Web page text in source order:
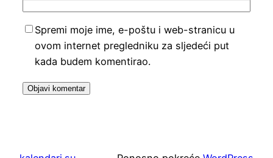
Spremi moje ime, e-poštu i web-stranicu u
ovom internet pregledniku za sljedeći put
kada budem komentirao.